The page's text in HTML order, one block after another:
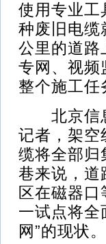
使用专业工
种废旧电缆
公里的道路
专网、视频
整个施工任
北京信息
记者，架空
缆将全部归
巷来说，道
区在磁器
一试点将全
网”的现状。